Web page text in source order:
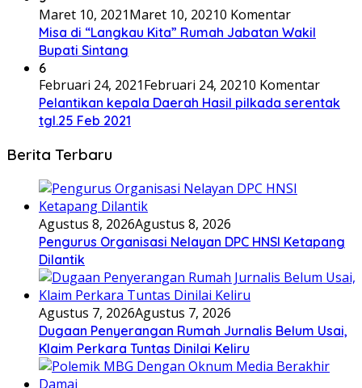
Maret 10, 2021Maret 10, 20210 Komentar
Misa di “Langkau Kita” Rumah Jabatan Wakil
Bupati Sintang
6
Februari 24, 2021Februari 24, 20210 Komentar
Pelantikan kepala Daerah Hasil pilkada serentak
tgl.25 Feb 2021
Berita Terbaru
Agustus 8, 2026Agustus 8, 2026
Pengurus Organisasi Nelayan DPC HNSI Ketapang
Dilantik
Agustus 7, 2026Agustus 7, 2026
Dugaan Penyerangan Rumah Jurnalis Belum Usai,
Klaim Perkara Tuntas Dinilai Keliru